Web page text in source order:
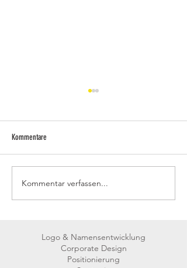
RESTAURANT JULIUS
Kommentare
Kommentar verfassen...
Logo & Namensentwicklung
Corporate Design
Positionierung